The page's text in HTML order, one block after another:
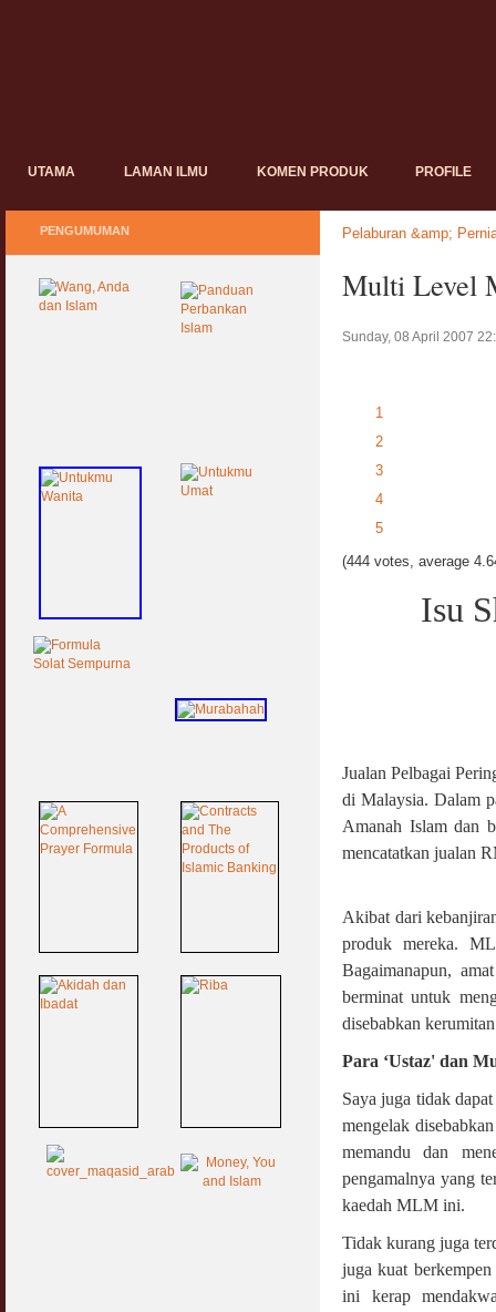
UTAMA LAMAN ILMU KOMEN PRODUK PROFILE
Pelaburan &amp;
Multi Level
Sunday, 08 April 2007
1
2
3
4
5
(444 votes, average
Isu
Jualan Pelbagai
di Malaysia. Dalam
Amanah Islam dan
mencatatkan jualan
Akibat dari
produk mereka.
Bagaimanapun,
berminat untuk
disebabkan
Para ‘Ustaz' dan
Saya juga tidak
mengelak
memandu dan
pengamalnya yang
kaedah MLM ini.
Tidak kurang juga
juga kuat
ini kerap
PENGUMUMAN